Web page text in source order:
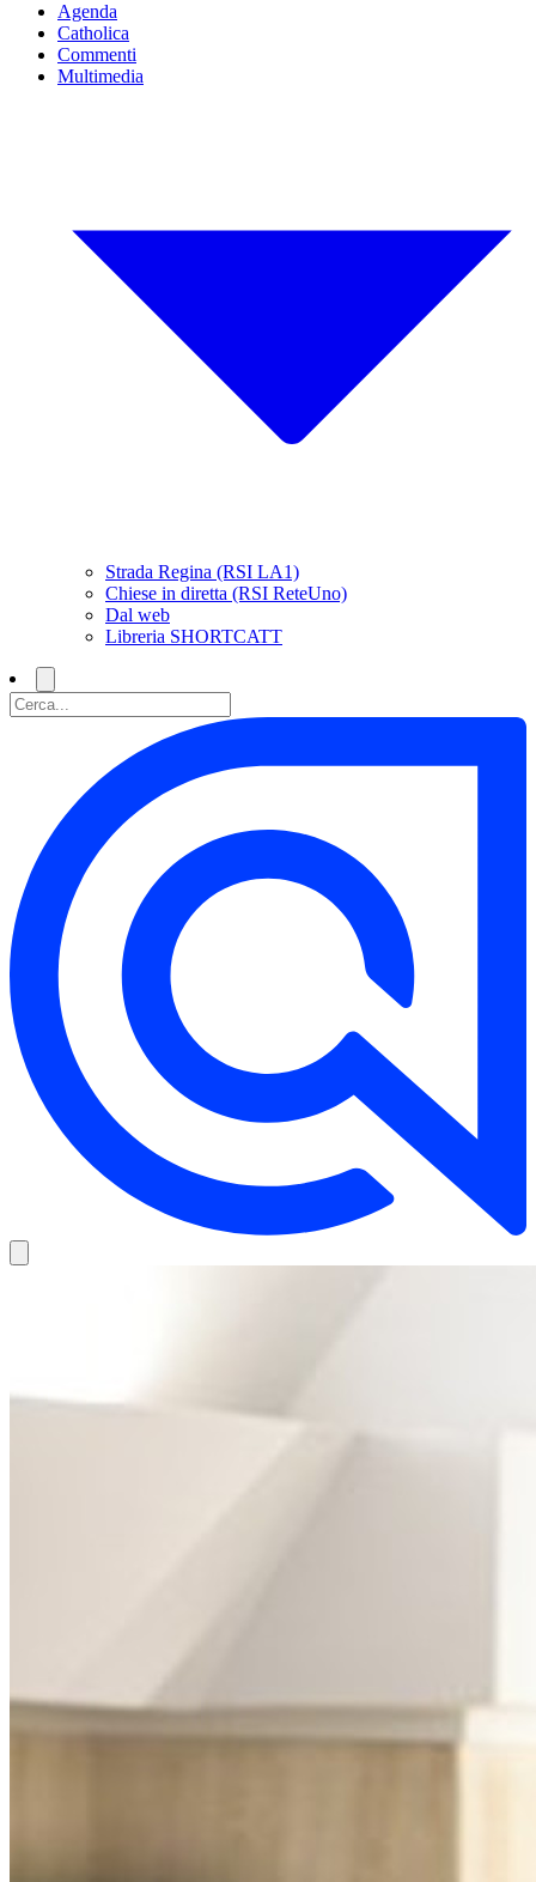
Agenda
Catholica
Commenti
Multimedia
Strada Regina (RSI LA1)
Chiese in diretta (RSI ReteUno)
Dal web
Libreria SHORTCATT